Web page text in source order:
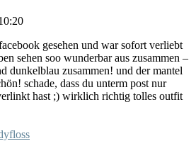
gesehen und war sofort verliebt
sehen soo wunderbar aus zusammen –
dunkelblau zusammen! und der mantel
schade, dass du unterm post nur
hast ;) wirklich richtig tolles outfit